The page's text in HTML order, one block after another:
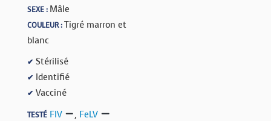
SEXE : Mâle
COULEUR :Tigré marron et
blanc
✔ Stérilisé
✔ Identifié
✔ Vacciné
TESTÉ FIV , FeLV